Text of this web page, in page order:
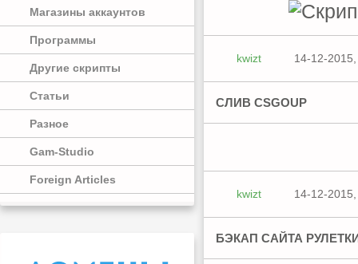
Магазины аккаунтов
Программы
Другие скрипты
Статьи
Разное
Gam-Studio
Foreign Articles
kwizt 14-12-
СЛИВ CSGOUP
kwizt 14-12-
БЭКАП САЙТА РУЛЕТКИ